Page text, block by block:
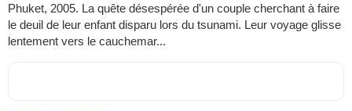
Phuket, 2005. La quête désespérée d'un couple cherchant à faire
le deuil de leur enfant disparu lors du tsunami. Leur voyage glisse
lentement vers le cauchemar...